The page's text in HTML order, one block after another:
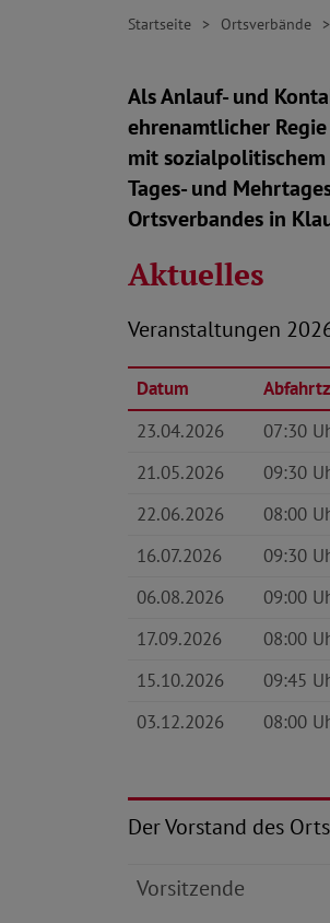
Startseite Ortsverbände
Als Anlauf- und
ehrenamtlicher
mit
Tages- und
Ortsverbandes in
Aktuelles
Veranstaltungen
Datum
23.04.2026
07:30
21.05.2026
09:30
22.06.2026
08:00
16.07.2026
09:30
06.08.2026
09:00
17.09.2026
08:00
15.10.2026
09:45
03.12.2026
08:00
Der Vorstand des
Vorsitzende